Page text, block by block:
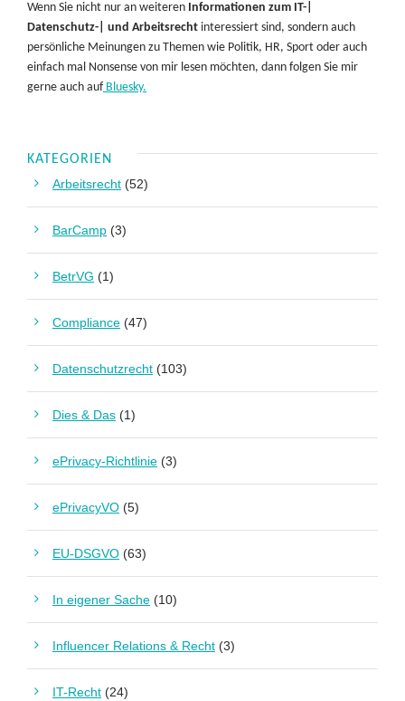
Wenn Sie nicht nur an weiteren Informationen zum IT-|
Datenschutz-| und Arbeitsrecht interessiert sind, sondern auch
persönliche Meinungen zu Themen wie Politik, HR, Sport oder auch
einfach mal Nonsense von mir lesen möchten, dann folgen Sie mir
gerne auch aufBluesky.
KATEGORIEN
Arbeitsrecht (52)
BarCamp (3)
BetrVG (1)
Compliance (47)
Datenschutzrecht (103)
Dies & Das (1)
ePrivacy-Richtlinie (3)
ePrivacyVO (5)
EU-DSGVO (63)
In eigener Sache (10)
Influencer Relations & Recht (3)
IT-Recht (24)